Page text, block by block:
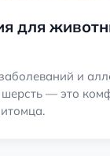
для
и
— это